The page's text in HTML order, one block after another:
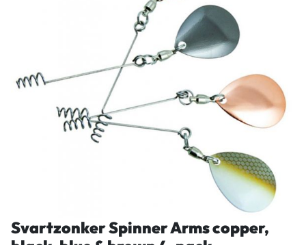
Svartzonker Spinner Arms copper,